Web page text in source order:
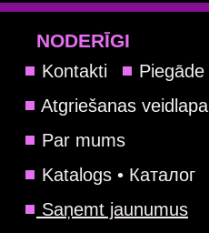
NODERĪGI
Kontakti Piegāde
Atgriešanas veidlapa
Par mums
Katalogs • Каталог
Saņemt jaunumus